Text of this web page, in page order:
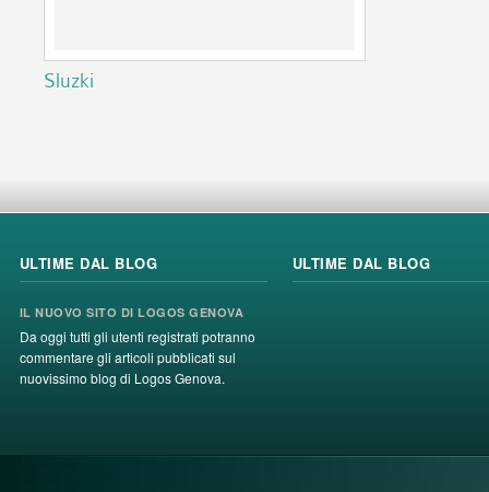
Sluzki
ULTIME DAL BLOG
IL NUOVO SITO DI LOGOS GENOVA
Da oggi tutti gli utenti registrati potranno
commentare gli articoli pubblicati sul
nuovissimo blog di Logos Genova.
ULTIME DAL BLOG